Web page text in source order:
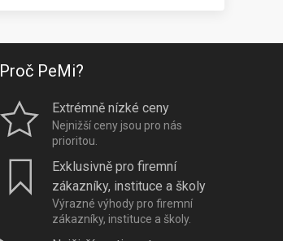
Proč PeMi?
Extrémně nízké ceny
Nejnižší ceny jsou pro nás
prioritou.
Exklusivně pro firemní
zákazníky, instituce a školy
Výrazné výhody pro firemní
zákazníky, instituce a školy.